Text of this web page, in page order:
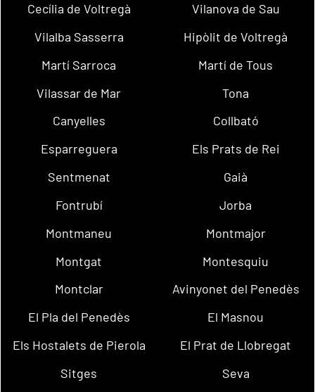
Cecília de Voltregà
Vilanova de Sau
Vilalba Sasserra
Hipòlit de Voltregà
Martí Sarroca
Martí de Tous
Vilassar de Mar
Tona
Canyelles
Collbató
Esparreguera
Els Prats de Rei
Sentmenat
Gaià
Fontrubí
Jorba
Montmaneu
Montmajor
Montgat
Montesquiu
Montclar
Avinyonet del Penedès
El Pla del Penedès
El Masnou
Els Hostalets de Pierola
El Prat de Llobregat
Sitges
Seva